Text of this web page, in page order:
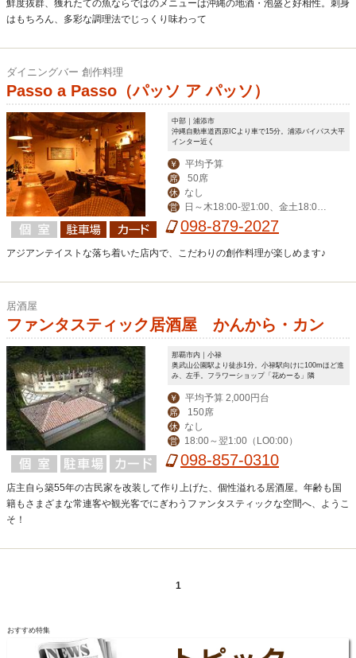
鮮度抜群、獲れたての魚ならではのメニューは沖縄の地酒・泡盛と好相性。刺身
はもちろん、多彩な調理法でじっくり味わって
ダイニングバー 創作料理
Passo a Passo（パッソ ア パッソ）
中部｜浦添市
沖縄自動車道西原ICより車で15分。浦添バイパス大平
インター近く
￥ 平均予算
席 50席
休 なし
営
日～木18:00-翌1:00、金土18:00-
翌2:00、≪ランチ≫月～金11:30-14:0
098-879-2027
アジアンテイストな落ち着いた店内で、こだわりの創作料理が楽しめます♪
居酒屋
ファンタスティック居酒屋 かんから・カン
那覇市内｜小禄
奥武山公園駅より徒歩1分。小禄駅向けに100mほど進
み、左手。フラワーショップ「花めーる」隣
￥ 平均予算 2,000円台
席 150席
休 なし
営 18:00～翌1:00（LO0:00）
098-857-0310
店主自ら築55年の古民家を改装して作り上げた、個性溢れる居酒屋。年齢も国
籍もさまざまな常連客や観光客でにぎわうファンタスティックな空間へ、ようこ
そ！
1
おすすめ特集